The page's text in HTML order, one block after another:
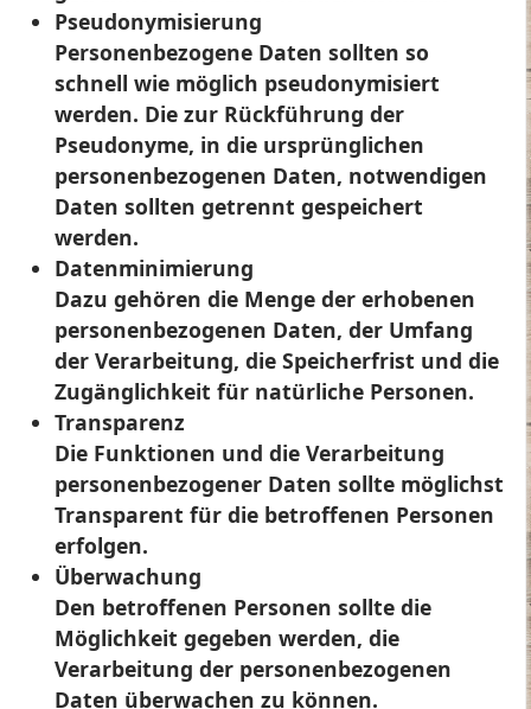
Pseudonymisierung
Personenbezogene Daten sollten so
schnell wie möglich pseudonymisiert
werden. Die zur Rückführung der
Pseudonyme, in die ursprünglichen
personenbezogenen Daten, notwendigen
Daten sollten getrennt gespeichert
werden.
Datenminimierung
Dazu gehören die Menge der erhobenen
personenbezogenen Daten, der Umfang
der Verarbeitung, die Speicherfrist und die
Zugänglichkeit für natürliche Personen.
Transparenz
Die Funktionen und die Verarbeitung
personenbezogener Daten sollte möglichst
Transparent für die betroffenen Personen
erfolgen.
Überwachung
Den betroffenen Personen sollte die
Möglichkeit gegeben werden, die
Verarbeitung der personenbezogenen
Daten überwachen zu können.